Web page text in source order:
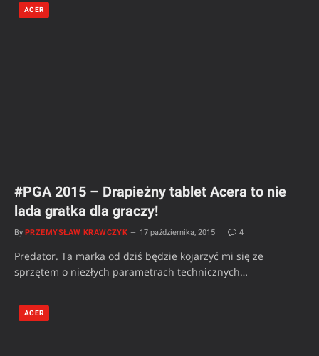
ACER
#PGA 2015 – Drapieżny tablet Acera to nie
lada gratka dla graczy!
By PRZEMYSŁAW KRAWCZYK 17 października, 2015 4
Predator. Ta marka od dziś będzie kojarzyć mi się ze
sprzętem o niezłych parametrach technicznych…
ACER